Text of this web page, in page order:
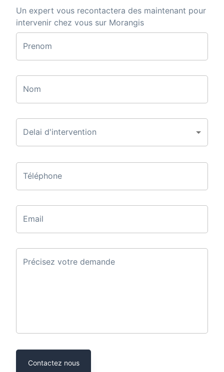
Un expert vous recontactera des maintenant pour
intervenir chez vous sur Morangis
Prenom
Nom
Delai d'intervention
Téléphone
Email
Précisez votre demande
Contactez nous